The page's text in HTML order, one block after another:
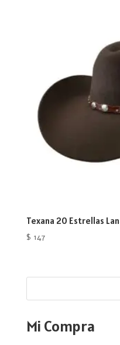
Texana 20 Estrellas
$ 147
Mi Compra